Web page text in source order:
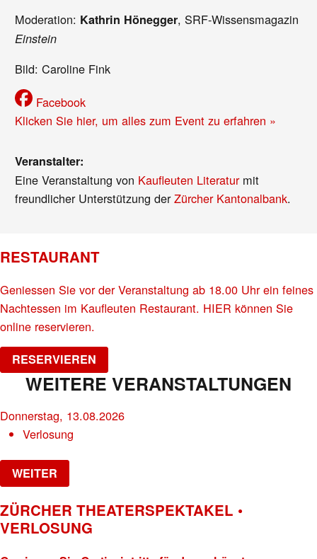
Moderation: Kathrin Hönegger, SRF-Wissensmagazin
Einstein
Bild: Caroline Fink
Facebook
Klicken Sie hier, um alles zum Event zu erfahren »
Veranstalter:
Eine Veranstaltung von Kaufleuten Literaturmit
freundlicher Unterstützung derZürcher Kantonalbank.
RESTAURANT
Geniessen Sie vor der Veranstaltung ab 18.00 Uhr ein feines
Nachtessen im Kaufleuten Restaurant. HIER können Sie
online reservieren.
RESERVIEREN
WEITERE VERANSTALTUNGEN
Donnerstag, 13.08.2026
Verlosung
WEITER
ZÜRCHER THEATERSPEKTAKEL •
VERLOSUNG